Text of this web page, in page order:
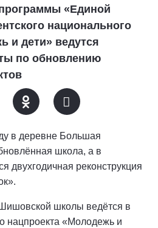
«Единой
национального
и дети» ведутся
по обновлению
в деревне Большая
школа, а в
двухгодичная реконструкция
школы ведётся в
нацпроекта «Молодежь и